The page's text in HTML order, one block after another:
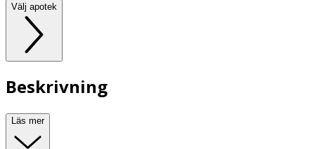
Välj apotek
Beskrivning
Läs mer